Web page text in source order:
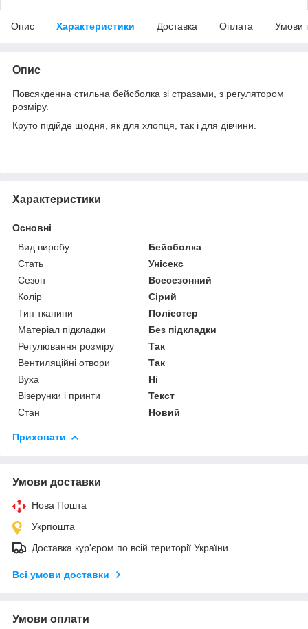
Опис Характеристики Доставка Оплата Умови
Опис
Повсякденна стильна бейсболка зі стразами, з регулятором
розміру.
Круто підійде щодня, як для хлопця, так і для дівчини.
Характеристики
Основні
Вид виробу
Бейсболка
Стать
Унісекс
Сезон
Всесезонний
Колір
Сірий
Тип тканини
Поліестер
Матеріал підкладки
Без підкладки
Регулювання розміру
Так
Вентиляційні отвори
Так
Вуха
Ні
Візерунки і принти
Текст
Стан
Новий
Приховати
Умови доставки
Нова Пошта
Укрпошта
Доставка кур'єром по всій території України
Всі умови доставки
Умови оплати